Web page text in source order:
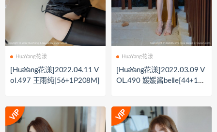
HuaYang花漾
[HuaYang花漾]2022.04.11 V
ol.497 王雨纯[56+1P208M]
HuaYang花漾
[HuaYang花漾]2022.03.09 V
OL.490 媛媛酱belle[44+1P